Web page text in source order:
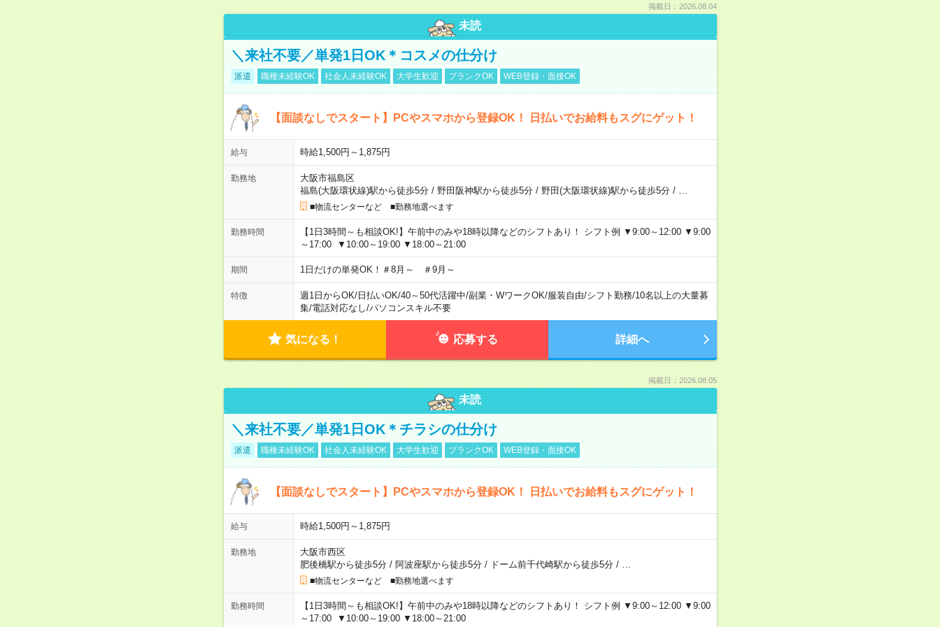
掲載日：2026.08.04
未読
＼来社不要／単発1日OK＊コスメの仕分け
派遣 職種未経験OK 社会人未経験OK 大学生歓迎 ブランクOK WEB登録・面接OK
【面談なしでスタート】PCやスマホから登録OK！ 日払いでお給料もスグにゲット！
給与 時給1,500円～1,875円
勤務地
大阪市福島区
福島(大阪環状線)駅から徒歩5分/ 野田阪神駅から徒歩5分/ 野田(大阪環状線)駅から徒歩5分/
■物流センターなど ■勤務地選べます
勤務時間
【1日3時間～も相談OK!】午前中のみや18時以降などのシフトあり！ シフト例 ▼9:00～12:00 ▼9:00
～17:00 ▼10:00～19:00 ▼18:00～21:00
期間 1日だけの単発OK！＃8月～ ＃9月～
特徴 週1日からOK/日払いOK/40～50代活躍中/副業・WワークOK/服装自由/シフト勤務/10名以上の大量募
集/電話対応なし/パソコンスキル不要
気になる！ 応募する 詳細へ
掲載日：2026.08.05
未読
＼来社不要／単発1日OK＊チラシの仕分け
派遣 職種未経験OK 社会人未経験OK 大学生歓迎 ブランクOK WEB登録・面接OK
【面談なしでスタート】PCやスマホから登録OK！ 日払いでお給料もスグにゲット！
給与 時給1,500円～1,875円
勤務地
大阪市西区
肥後橋駅から徒歩5分/ 阿波座駅から徒歩5分/ ドーム前千代崎駅から徒歩5分/
■物流センターなど ■勤務地選べます
勤務時間
【1日3時間～も相談OK!】午前中のみや18時以降などのシフトあり！ シフト例 ▼9:00～12:00 ▼9:00
～17:00 ▼10:00～19:00 ▼18:00～21:00